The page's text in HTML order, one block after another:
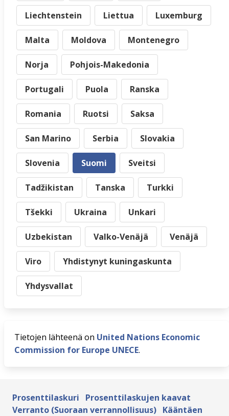
Liechtenstein Liettua Luxemburg
Malta Moldova Montenegro
Norja Pohjois-Makedonia
Portugali Puola Ranska
Romania Ruotsi Saksa
San Marino Serbia Slovakia
Slovenia Suomi Sveitsi
Tadžikistan Tanska Turkki
Tšekki Ukraina Unkari
Uzbekistan Valko-Venäjä Venäjä
Viro Yhdistynyt kuningaskunta
Yhdysvallat
Tietojen lähteenä on United Nations Economic
Commission for Europe UNECE.
Prosenttilaskuri
Prosenttilaskujen kaavat
Verranto (Suoraan verrannollisuus) Kääntäen